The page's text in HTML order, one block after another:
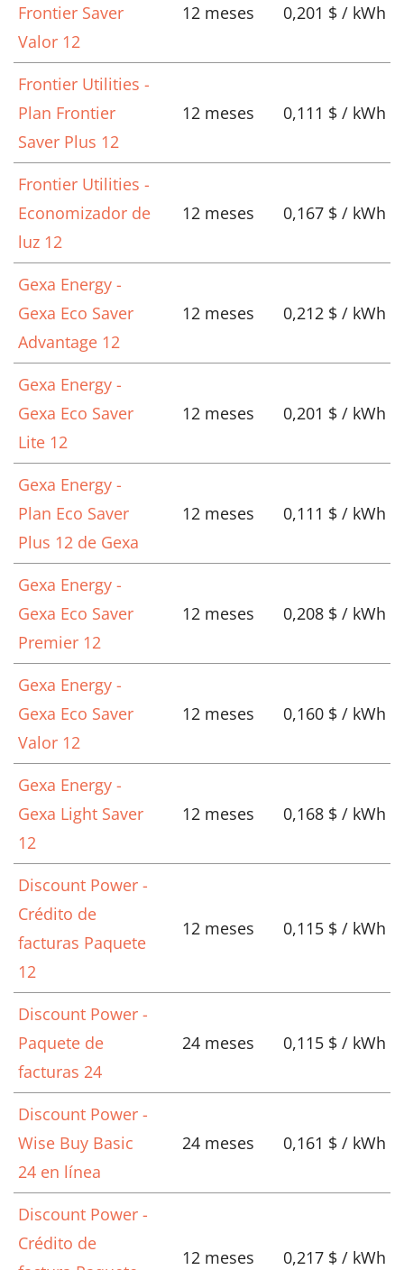
Frontier Saver
Valor 12
12 meses 0,201 $ / kWh
Frontier Utilities -
Plan Frontier
Saver Plus 12
12 meses 0,111 $ / kWh
Frontier Utilities -
Economizador de
luz 12
12 meses 0,167 $ / kWh
Gexa Energy -
Gexa Eco Saver
Advantage 12
12 meses 0,212 $ / kWh
Gexa Energy -
Gexa Eco Saver
Lite 12
12 meses 0,201 $ / kWh
Gexa Energy -
Plan Eco Saver
Plus 12 de Gexa
12 meses 0,111 $ / kWh
Gexa Energy -
Gexa Eco Saver
Premier 12
12 meses 0,208 $ / kWh
Gexa Energy -
Gexa Eco Saver
Valor 12
12 meses 0,160 $ / kWh
Gexa Energy -
Gexa Light Saver
12
12 meses 0,168 $ / kWh
Discount Power -
Crédito de
facturas Paquete
12
12 meses 0,115 $ / kWh
Discount Power -
Paquete de
facturas 24
24 meses 0,115 $ / kWh
Discount Power -
Wise Buy Basic
24 en línea
24 meses 0,161 $ / kWh
Discount Power -
Crédito de
12 meses 0,217 $ / kWh